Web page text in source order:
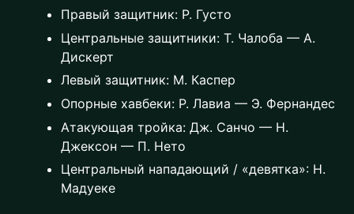
Правый защитник: Р. Густо
Центральные защитники: Т. Чалоба — А.
Дискерт
Левый защитник: М. Каспер
Опорные хавбеки: Р. Лавиа — Э. Фернандес
Атакующая тройка: Дж. Санчо — Н.
Джексон — П. Нето
Центральный нападающий / «девятка»: Н.
Мадуеке